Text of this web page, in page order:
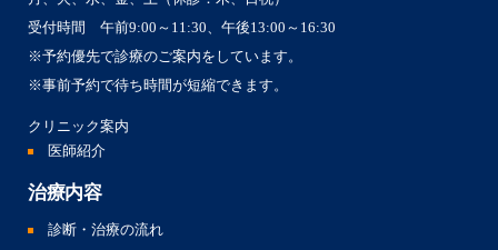
受付時間 午前9:00～11:30、午後13:00～16:30
※予約優先で診療のご案内をしています。
※事前予約で待ち時間が短縮できます。
クリニック案内
医師紹介
治療内容
診断・治療の流れ